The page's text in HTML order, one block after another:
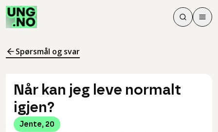
Søk
Søk
Meny
Spørsmål og svar
Når kan jeg leve normalt
igjen?
Jente, 20